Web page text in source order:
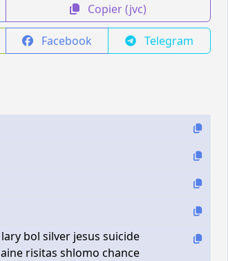
Copier (jvc)
Facebook Telegram
bol silver jesus suicide
risitas shlomo chance